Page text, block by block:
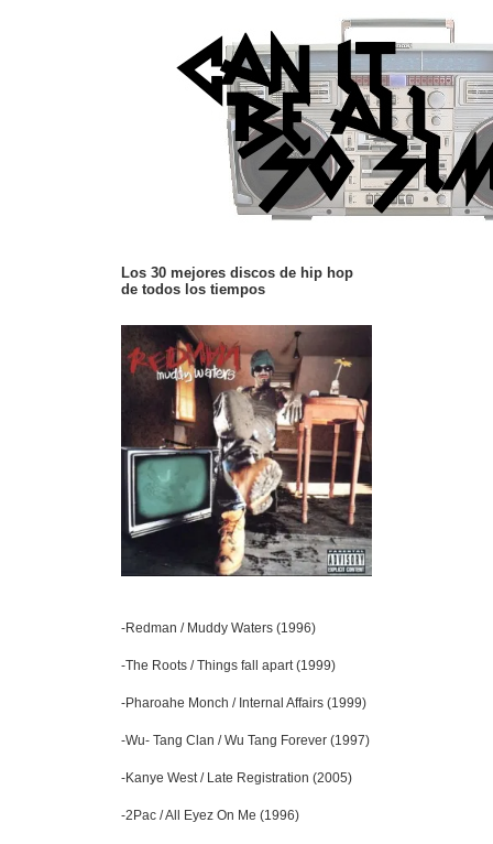
Los 30 mejores discos de hip hop
de todos los tiempos
-Redman / Muddy Waters (1996)
-The Roots / Things fall apart (1999)
-Pharoahe Monch / Internal Affairs (1999)
-Wu- Tang Clan / Wu Tang Forever (1997)
-Kanye West / Late Registration (2005)
-2Pac / All Eyez On Me (1996)